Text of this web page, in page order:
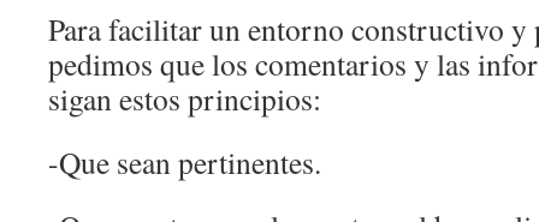
Para facilitar un entorno constructivo
pedimos que los comentarios y las
sigan estos principios:
-Que sean pertinentes.